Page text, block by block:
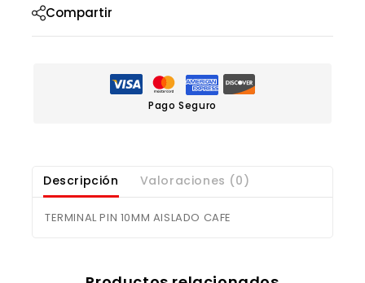
Compartir
Pago Seguro
Descripción Valoraciones (0)
TERMINAL PIN 10MM AISLADO CAFE